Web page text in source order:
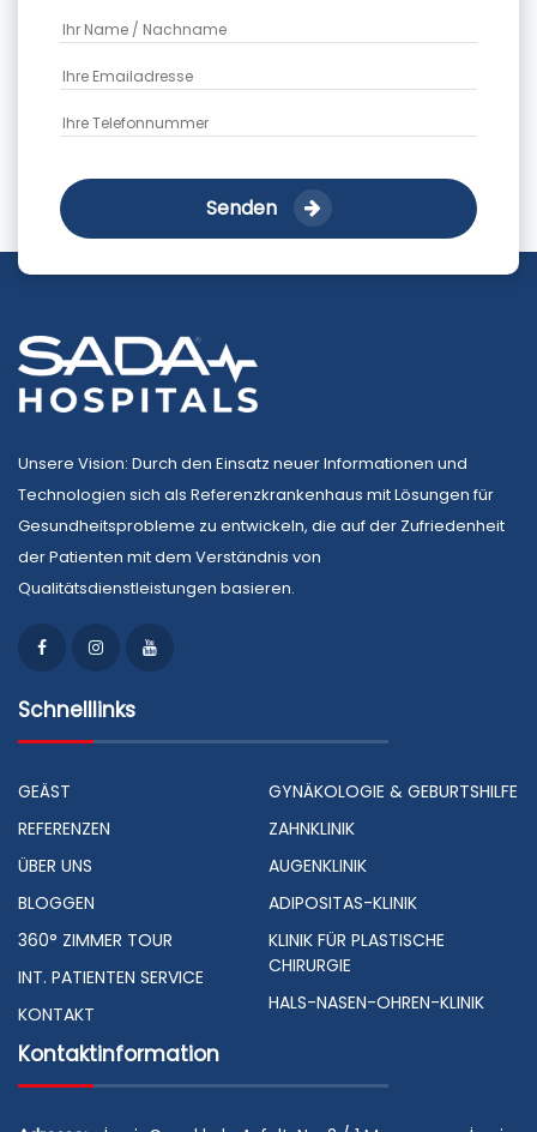
Senden
Unsere Vision: Durch den Einsatz neuer Informationen und
Technologien sich als Referenzkrankenhaus mit Lösungen für
Gesundheitsprobleme zu entwickeln, die auf der Zufriedenheit
der Patienten mit dem Verständnis von
Qualitätsdienstleistungen basieren.
Schnelllinks
GEÄST
REFERENZEN
ÜBER UNS
BLOGGEN
360° ZIMMER TOUR
INT. PATIENTEN SERVICE
KONTAKT
GYNÄKOLOGIE & GEBURTSHILFE
ZAHNKLINIK
AUGENKLINIK
ADIPOSITAS-KLINIK
KLINIK FÜR PLASTISCHE
CHIRURGIE
HALS-NASEN-OHREN-KLINIK
Kontaktinformation